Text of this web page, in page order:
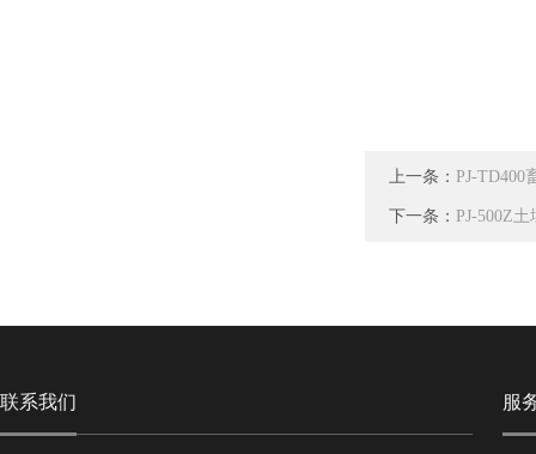
上一条： PJ-TD400
下一条： PJ-500Z
联系我们 服